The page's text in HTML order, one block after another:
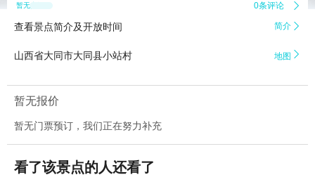
暂无点评 0条评论 
查看景点简介及开放时间 简介 
山西省大同市大同县小站村 地图 
暂无报价
暂无门票预订，我们正在努力补充
看了该景点的人还看了